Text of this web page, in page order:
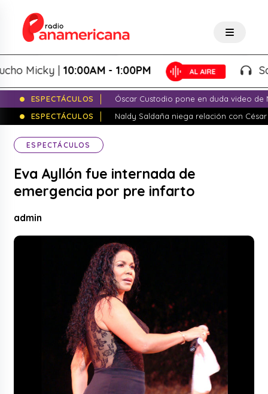
Micky |10:00AM - 1:00PM
ESPECTÁCULOS
Óscar Custodio pone en duda video de
ESPECTÁCULOS
Naldy Saldaña niega relación con
ESPECTÁCULOS
Eva Ayllón fue internada de
emergencia por pre infarto
admin